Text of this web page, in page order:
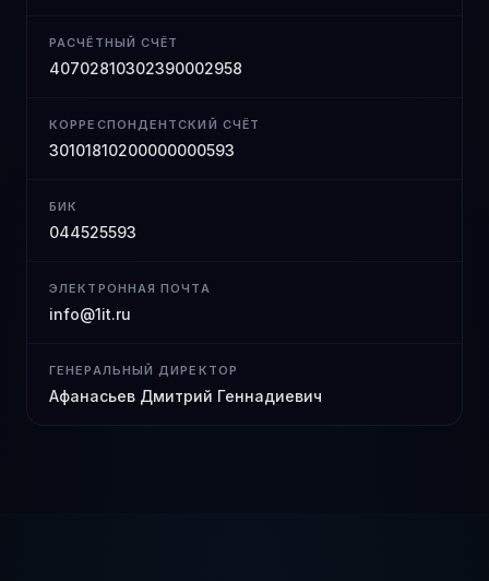
РАСЧЁТНЫЙ СЧЁТ
40702810302390002958
КОРРЕСПОНДЕНТСКИЙ СЧЁТ
30101810200000000593
БИК
044525593
ЭЛЕКТРОННАЯ ПОЧТА
info@1it.ru
ГЕНЕРАЛЬНЫЙ ДИРЕКТОР
Афанасьев Дмитрий Геннадиевич